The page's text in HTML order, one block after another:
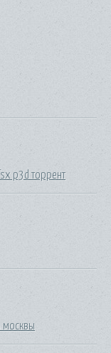
p3d торрент
москвы